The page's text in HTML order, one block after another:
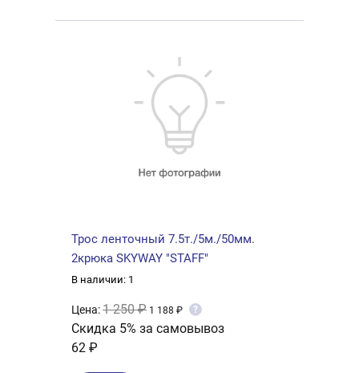
Трос ленточный 7.5т./5м./50мм.
2крюка SKYWAY "STAFF"
В наличии: 1
Цена:1 250 ₽ 1 188 ₽ ?
Скидка 5% за самовывоз
62 ₽